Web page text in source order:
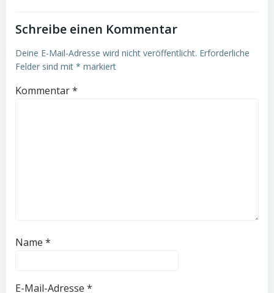
Schreibe einen Kommentar
Deine E-Mail-Adresse wird nicht veröffentlicht. Erforderliche
Felder sind mit * markiert
Kommentar*
Name *
E-Mail-Adresse *